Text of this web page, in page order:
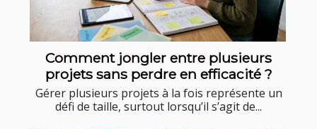
Comment jongler entre plusieurs
projets sans perdre en efficacité ?
Gérer plusieurs projets à la fois représente un
défi de taille, surtout lorsqu’il s’agit de...